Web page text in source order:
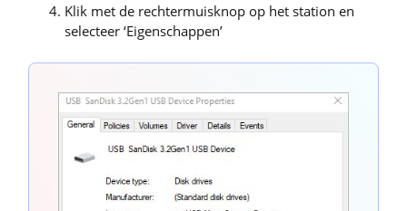
Klik met de rechtermuisknop op het station en
selecteer ‘Eigenschappen’